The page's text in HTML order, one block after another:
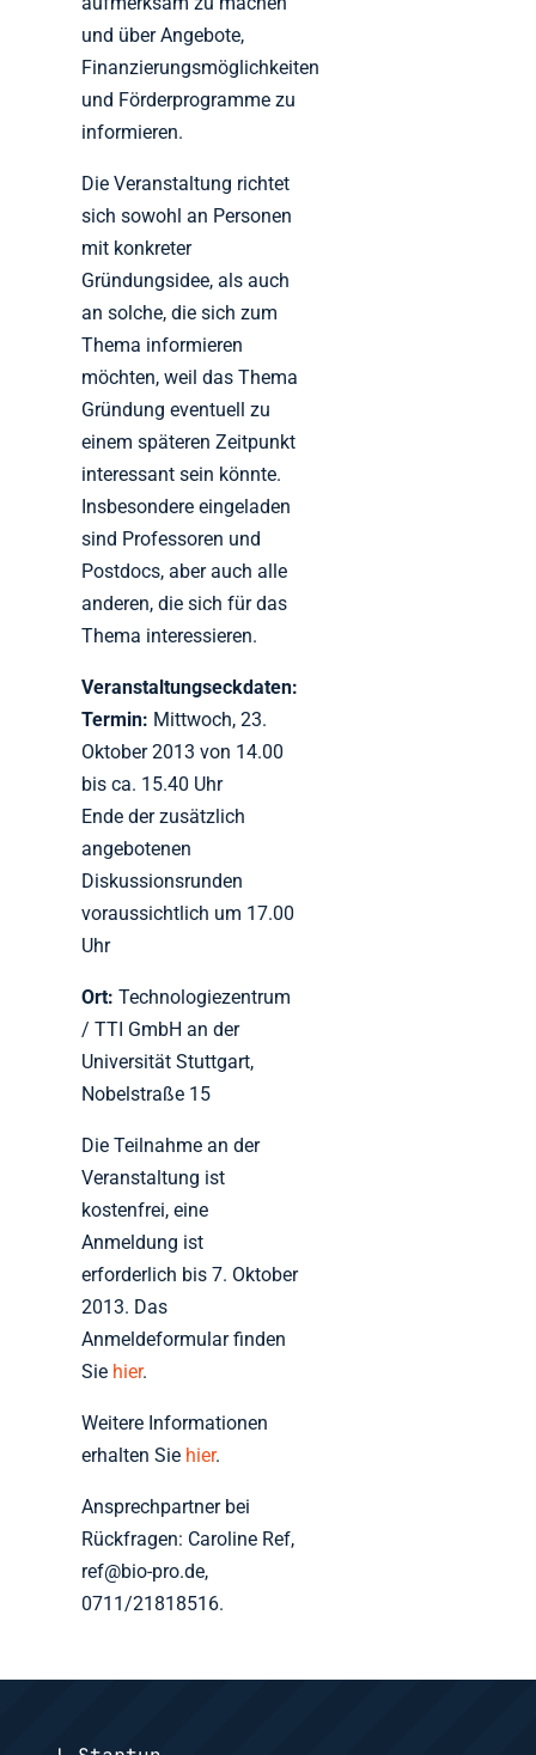
und über Angebote,
Finanzierungsmöglichkeiten
und Förderprogramme zu
informieren.
Die Veranstaltung richtet
sich sowohl an Personen
mit konkreter
Gründungsidee, als auch
an solche, die sich zum
Thema informieren
möchten, weil das Thema
Gründung eventuell zu
einem späteren Zeitpunkt
interessant sein könnte.
Insbesondere eingeladen
sind Professoren und
Postdocs, aber auch alle
anderen, die sich für das
Thema interessieren.
Veranstaltungseckdaten:
Termin: Mittwoch, 23.
Oktober 2013 von 14.00
bis ca. 15.40 Uhr
Ende der zusätzlich
angebotenen
Diskussionsrunden
voraussichtlich um 17.00
Uhr
Ort: Technologiezentrum
/ TTI GmbH an der
Universität Stuttgart,
Nobelstraße 15
Die Teilnahme an der
Veranstaltung ist
kostenfrei, eine
Anmeldung ist
erforderlich bis 7. Oktober
2013. Das
Anmeldeformular finden
Sie hier.
Weitere Informationen
erhalten Sie hier.
Ansprechpartner bei
Rückfragen: Caroline Ref,
ref@bio-pro.de,
0711/21818516.